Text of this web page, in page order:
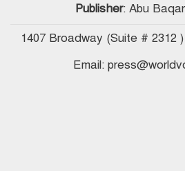
Publisher: Abu
1407 Broadway (Suite # 2312
Email: